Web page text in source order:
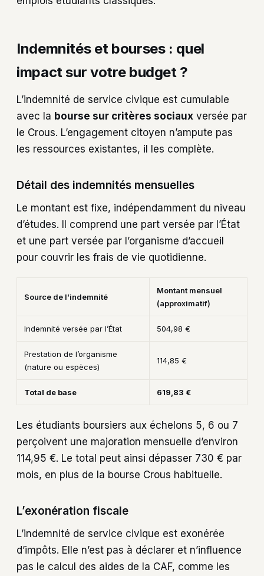
Indemnités et bourses : quel
impact sur votre budget ?
L’indemnité de service civique est cumulable
avec la bourse sur critères sociaux versée par
le Crous. L’engagement citoyen n’ampute pas
les ressources existantes, il les complète.
Détail des indemnités mensuelles
Le montant est fixe, indépendamment du niveau
d’études. Il comprend une part versée par l’État
et une part versée par l’organisme d’accueil
pour couvrir les frais de vie quotidienne.
Source de l’indemnité
Montant mensuel
(approximatif)
Indemnité versée par l’État 504,98 €
Prestation de l’organisme
(nature ou espèces)
114,85 €
Total de base 619,83 €
Les étudiants boursiers aux échelons 5, 6 ou 7
perçoivent une majoration mensuelle d’environ
114,95 €. Le total peut ainsi dépasser 730 € par
mois, en plus de la bourse Crous habituelle.
L’exonération fiscale
L’indemnité de service civique est exonérée
d’impôts. Elle n’est pas à déclarer et n’influence
pas le calcul des aides de la CAF, comme les